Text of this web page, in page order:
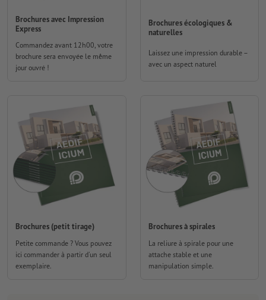
Brochures avec Impression
Express
Commandez avant 12h00, votre
brochure sera envoyée le même
jour ouvré !
Brochures écologiques &
naturelles
Laissez une impression durable –
avec un aspect naturel
Brochures (petit tirage)
Petite commande ? Vous pouvez
ici commander à partir d'un seul
exemplaire.
Brochures à spirales
La reliure à spirale pour une
attache stable et une
manipulation simple.